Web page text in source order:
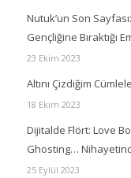
Nutuk’un Son
Gençliğine Bıraktığı
23 Ekim 2023
Altını Çizdiğim
18 Ekim 2023
Dijitalde Flört: Love
Ghosting…
25 Eylül 2023